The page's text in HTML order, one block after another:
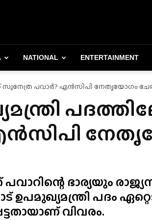
NATIONAL ENTERTAINMENT
സുനേത്ര പവാർ? എൻസിപി നേതൃയോഗം
ഭാര്യയും
പദം
വിവരം.